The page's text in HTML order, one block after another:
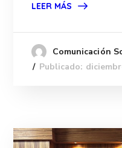
LEER MÁS
Comunicación
Publicado: